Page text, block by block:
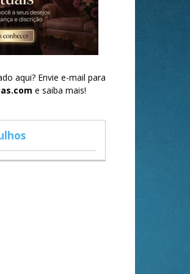
aqui? Envie e-mail para
e saiba mais!